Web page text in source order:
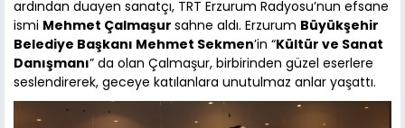
ardından duayen sanatçı, TRT Erzurum Radyosu’nun efsane
ismi Mehmet Çalmaşur sahne aldı. Erzurum Büyükşehir
Belediye Başkanı Mehmet Sekmen’in “Kültür ve Sanat
Danışmanı” da olan Çalmaşur, birbirinden güzel eserlere
seslendirerek, geceye katılanlara unutulmaz anlar yaşattı.